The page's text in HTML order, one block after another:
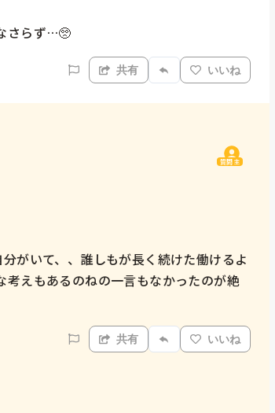
さらず…🥺
共有 いいね
質問主
がいて、、誰しもが長く続けた働けるよ
えもあるのねの一言もなかったのが絶
共有 いいね